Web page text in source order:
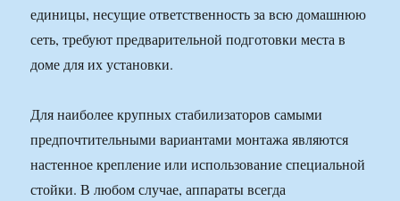
единицы, несущие ответственность за всю домашнюю
сеть, требуют предварительной подготовки места в
доме для их установки.
Для наиболее крупных стабилизаторов самыми
предпочтительными вариантами монтажа являются
настенное крепление или использование специальной
стойки. В любом случае, аппараты всегда